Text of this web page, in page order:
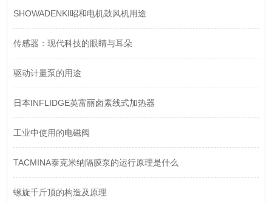
SHOWADENKI昭和电机鼓风机用途
传感器：现代科技的眼睛与耳朵
驱动计量泵的用途
日本INFLIDGE英富丽卤素线式加热器
工业中使用的电磁阀
​TACMINA泰克米纳隔膜泵的运行原理是什么
螺旋千斤顶的构造及原理